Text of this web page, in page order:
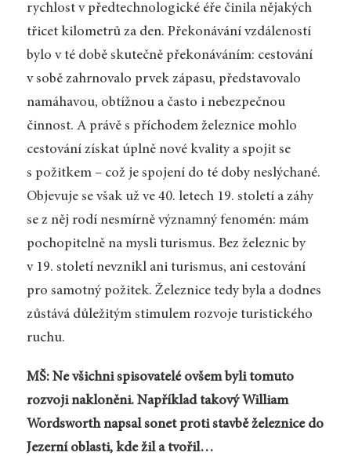
rychlost v předtechnologické éře činila nějakých
třicet kilometrů za den. Překonávání vzdáleností
bylo v té době skutečně překonáváním: cestování
v sobě zahrnovalo prvek zápasu, představovalo
namáhavou, obtížnou a často i nebezpečnou
činnost. A právě s příchodem železnice mohlo
cestování získat úplně nové kvality a spojit se
s požitkem – což je spojení do té doby neslýchané.
Objevuje se však už ve 40. letech 19. století a záhy
se z něj rodí nesmírně významný fenomén: mám
pochopitelně na mysli turismus. Bez železnic by
v 19. století nevznikl ani turismus, ani cestování
pro samotný požitek. Železnice tedy byla a dodnes
zůstává důležitým stimulem rozvoje turistického
ruchu.
MŠ: Ne všichni spisovatelé ovšem byli tomuto
rozvoji nakloněni. Například takový William
Wordsworth napsal sonet proti stavbě železnice do
Jezerní oblasti, kde žil a tvořil…